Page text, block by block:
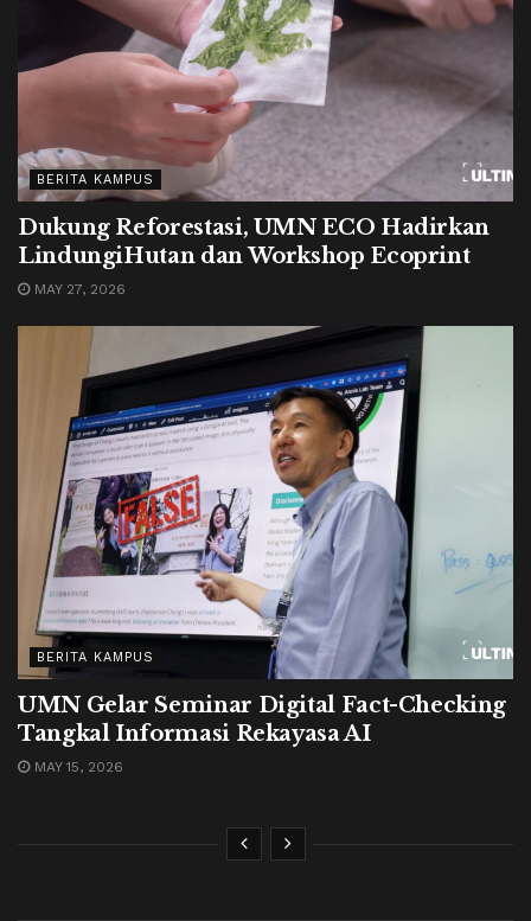
BERITA KAMPUS
Dukung Reforestasi, UMN ECO Hadirkan
LindungiHutan dan Workshop Ecoprint
MAY 27, 2026
BERITA KAMPUS
UMN Gelar Seminar Digital Fact-Checking
Tangkal Informasi Rekayasa AI
MAY 15, 2026